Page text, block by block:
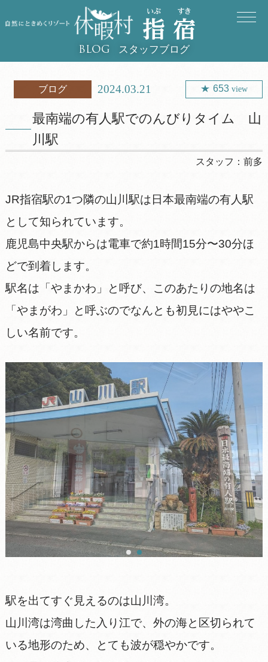
BLOG スタッフブログ
ブログ 2024.03.21 653 view
最南端の有人駅でのんびりタイム 山
川駅
スタッフ：前多
JR指宿駅の1つ隣の山川駅は日本最南端の有人駅
として知られています。
鹿児島中央駅からは電車で約1時間15分〜30分ほ
どで到着します。
駅名は「やまかわ」と呼び、このあたりの地名は
「やまがわ」と呼ぶのでなんとも初見にはややこ
しい名前です。
駅を出てすぐ見えるのは山川湾。
山川湾は湾曲した入り江で、外の海と区切られて
いる地形のため、とても波が穏やかです。